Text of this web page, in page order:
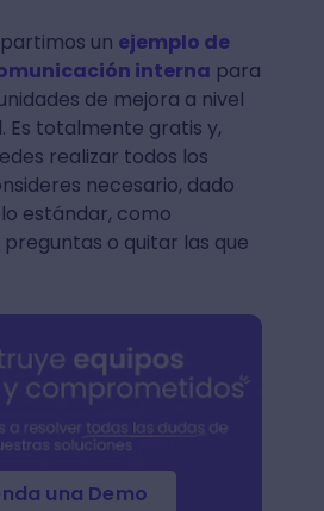
un ejemplo de
interna para
de mejora a nivel
Es totalmente gratis y,
realizar todos los
necesario, dado
estándar, como
o quitar las que
una Demo